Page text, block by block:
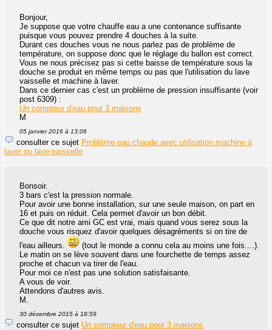
Bonjour,
Je suppose que votre chauffe eau a une contenance suffisante
puisque vous pouvez prendre 4 douches à la suite.
Durant ces douches vous ne nous parlez pas de problème de
température, on suppose donc que le réglage du ballon est correct.
Vous ne nous précisez pas si cette baisse de température sous la
douche se produit en même temps ou pas que l'utilisation du lave
vaisselle et machine à laver.
Dans ce dernier cas c'est un problème de pression insuffisante (voir
post 6309) :
Un compteur d'eau pour 3 maisons
M
05 janvier 2016 à 13:06
consulter ce sujet Problème eau chaude avec utilisation machine à
laver ou lave-vaisselle
Bonsoir.
3 bars c'est la pression normale.
Pour avoir une bonne installation, sur une seule maison, on part en
16 et puis on réduit. Cela permet d'avoir un bon débit.
Ce que dit notre ami GC est vrai, mais quand vous serez sous la
douche vous risquez d'avoir quelques désagréments si on tire de
l'eau ailleurs.
(tout le monde a connu cela au moins une fois....).
Le matin on se lève souvent dans une fourchette de temps assez
proche et chacun va tirer de l'eau.
Pour moi ce n'est pas une solution satisfaisante.
A vous de voir.
Attendons d'autres avis.
M.
30 décembre 2015 à 18:59
consulter ce sujet Un compteur d'eau pour 3 maisons